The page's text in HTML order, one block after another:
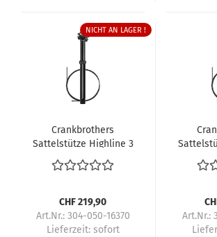
NICHT AN LAGER !
Crankbrothers
Sattelstütze Highline 3
CHF 219,90
Art.Nr.: 304-050-16370
Lieferzeit: sofort
Art.Nr.: